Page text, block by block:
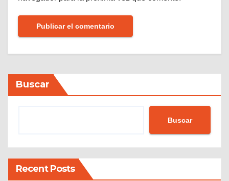
Buscar
Buscar
Recent Posts